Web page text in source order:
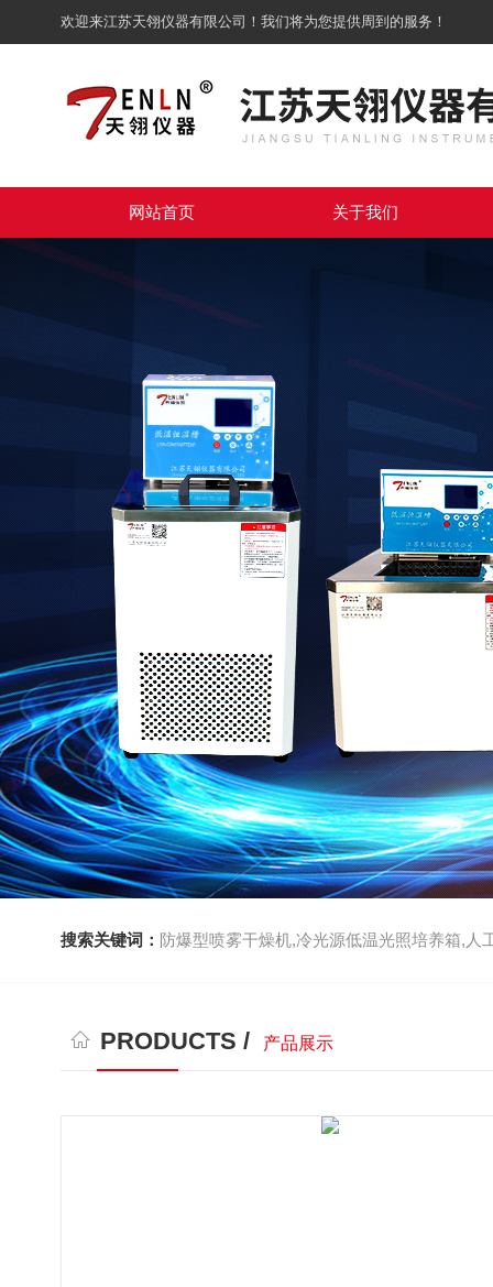
欢迎来江苏天翎仪器有限公司！我们将为您提供周到的服务！
网站首页 关于我们
搜索关键词： 防爆型喷雾干燥机,冷光源低温光照培养箱,人
PRODUCTS / 产品展示